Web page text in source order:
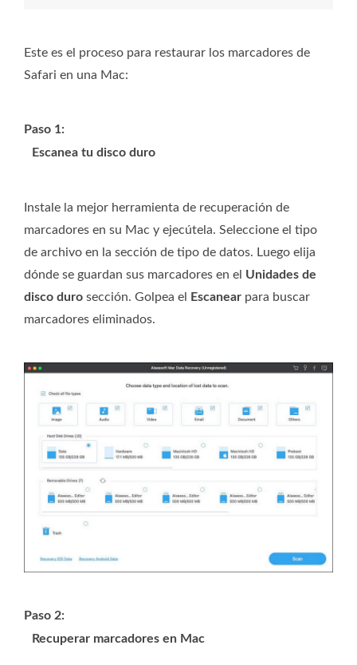
Este es el proceso para restaurar los marcadores de
Safari en una Mac:
Paso 1:
Escanea tu disco duro
Instale la mejor herramienta de recuperación de
marcadores en su Mac y ejecútela. Seleccione el tipo
de archivo en la sección de tipo de datos. Luego elija
dónde se guardan sus marcadores en el Unidades de
disco duro sección. Golpea el Escanear para buscar
marcadores eliminados.
Paso 2:
Recuperar marcadores en Mac